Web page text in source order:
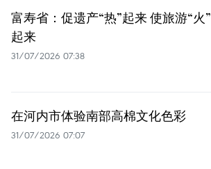
富寿省：促遗产“热”起来 使旅游“火”
起来
31/07/2026 07:38
在河内市体验南部高棉文化色彩
31/07/2026 07:07